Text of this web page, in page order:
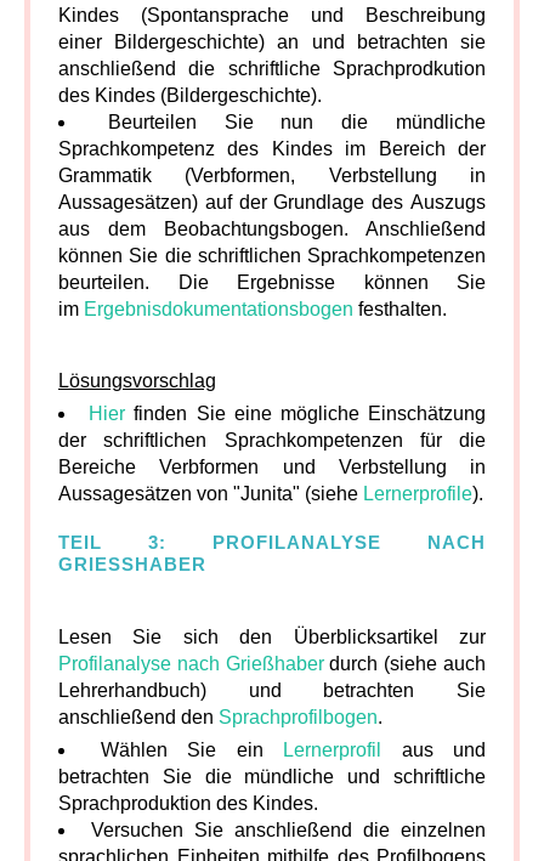
Kindes (Spontansprache und Beschreibung
einer Bildergeschichte) an und betrachten sie
anschließend die schriftliche Sprachprodkution
des Kindes (Bildergeschichte).
Beurteilen Sie nun die mündliche
Sprachkompetenz des Kindes im Bereich der
Grammatik (Verbformen, Verbstellung in
Aussagesätzen) auf der Grundlage des Auszugs
aus dem Beobachtungsbogen. Anschließend
können Sie die schriftlichen Sprachkompetenzen
beurteilen. Die Ergebnisse können Sie
im Ergebnisdokumentationsbogen festhalten.
Lösungsvorschlag
Hier finden Sie eine mögliche Einschätzung
der schriftlichen Sprachkompetenzen für die
Bereiche Verbformen und Verbstellung in
Aussagesätzen von "Junita" (siehe Lernerprofile).
TEIL 3: PROFILANALYSE NACH
GRIESSHABER
Lesen Sie sich den Überblicksartikel zur
Profilanalyse nach Grießhaberdurch (siehe auch
Lehrerhandbuch) und betrachten Sie
anschließend den Sprachprofilbogen.
Wählen Sie ein
Lernerprofil
aus und
betrachten Sie die mündliche und schriftliche
Sprachproduktion des Kindes.
Versuchen Sie anschließend die einzelnen
sprachlichen Einheiten mithilfe des Profilbogens